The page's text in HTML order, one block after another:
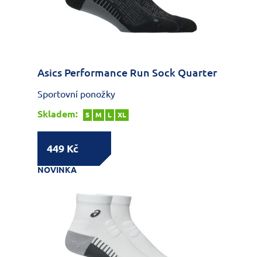
Asics Performance Run Sock Quarter
Sportovní ponožky
Skladem:
S M L XL
449 Kč
NOVINKA